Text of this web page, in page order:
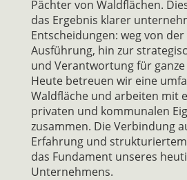
Pächter von Waldflächen.
das Ergebnis klarer
Entscheidungen: weg von
Ausführung, hin zur
und Verantwortung für
Heute betreuen wir eine
Waldfläche und arbeiten mit
privaten und kommunalen
zusammen. Die Verbindung
Erfahrung und
das Fundament unseres
Unternehmens.